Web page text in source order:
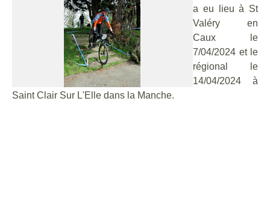
a eu lieu à St
Valéry en
Caux le
7/04/2024 et le
régional le
14/04/2024 à
Saint Clair Sur L'Elle dans la Manche.